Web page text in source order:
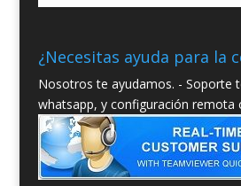
¿Necesitas ayuda para la
Nosotros te ayudamos. - Soporte
whatsapp, y configuración remota